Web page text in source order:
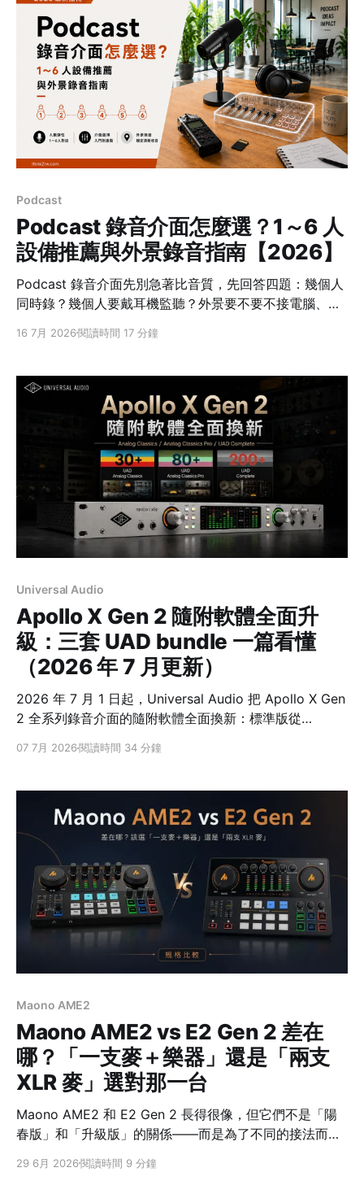
先確認用途，比背名詞更容易選對。 聲卡、音效卡、錄音
介面差在哪裡？ 「音效卡」是台灣 3C 賣場與電腦圈的傳
統說法，電腦內建的、外接的音效裝置多半都這樣叫；
「聲卡」則源自中國的直播與 K 歌內容，隨著直播設備流
行，在台灣的電商列表和直播圈也越來越常看到；「錄音
介面」是台灣樂器行與錄音圈的正式名稱。 所以，看到商
品寫著「聲卡」時，還不能直接判斷它是哪一類。需要再
確認它主打的是變聲、音效與伴奏混音註1，還是乾淨的前
級註2與低延遲註3錄音。一般聊天時三個詞當同義詞沒什
Podcast
Podcast 錄音介面怎麼選？1～6 人
設備推薦與外景錄音指南【2026】
Podcast 錄音介面先別急著比音質，先回答四題：幾個人
同時錄？幾個人要戴耳機監聽？外景要不要不接電腦、直
能先排除一半不適合的設備。 快速答案 單人用 XLR 麥克
要確認至少 2 組麥克風輸入與監聽方式；3～4 人或常跑
外景，優先看有 4 組麥克風、4 個耳機輸出與 SD／
microSD 機身錄音註1的 Podcast 工作站。 先用人數與
外景需求分流：單人固定接電腦可看 Vocaster One；雙
人桌面可依監聽需求比較 SSL 2 MKII、SSL 2+ MKII、
MAONO E2 Gen 2、Zenith
16 7月 2026閱讀時間 17 分鐘
Universal Audio
Apollo X Gen 2 隨附軟體全面升
級：三套 UAD bundle 一篇看懂
（2026 年 7 月更新）
2026 年 7 月 1 日起，Universal Audio 把 Apollo X Gen
2 全系列錄音介面的隨附軟體全面換新：標準版從
Classics（30+ 款），進階版從 Studio+（50+ 款）升級
款）。硬體、型號、售價全部不變，變的只有隨附軟體直
接加量。這篇幫你整理新舊對照、三套隨附 bundle
07 7月 2026閱讀時間 34 分鐘
Maono AME2
Maono AME2 vs E2 Gen 2 差在
哪？「一支麥＋樂器」還是「兩支
XLR 麥」選對那一台
Maono AME2 和 E2 Gen 2 長得很像，但它們不是「陽
春版」和「升級版」的關係——而是為了不同的接法而設
些功能，兩台其實都有。 真正要看的是你想接什麼：
29 6月 2026閱讀時間 9 分鐘